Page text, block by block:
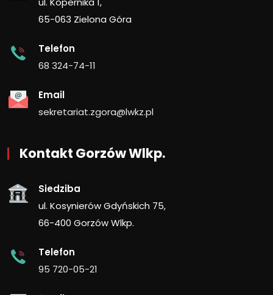
65-063 Zielona Góra
Telefon
68 324-74-11
Email
sekretariat.zgora@lwkz.pl
Kontakt Gorzów Wlkp.
Siedziba
ul. Kosynierów Gdyńskich 75,
66-400 Gorzów Wlkp.
Telefon
95 720-05-21